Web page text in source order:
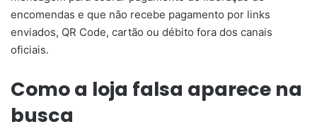
encomendas e que não recebe pagamento por links
enviados, QR Code, cartão ou débito fora dos canais
oficiais.
Como a loja falsa aparece na
busca